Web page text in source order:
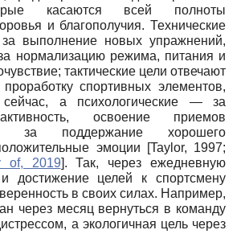
касаются всей полноты
и благополучия. Технические
выполнение новых упражнений,
нормализацию режима, питания и
тактические цели отвечают
спортивных элементов,
а психологические — за
освоение приемов
за поддержание хорошего
эмоции
[Taylor, 1997;
of, 2019]. Так, через ежедневную
достижение целей к спортсмену
в своих силах. Например,
через месяц вернуться в команду
а экологичная цель через